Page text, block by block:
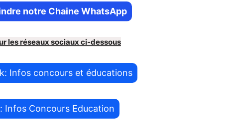
notre Chaine WhatsApp
les réseaux sociaux ci-dessous
Infos concours et éducations
Infos Concours Education